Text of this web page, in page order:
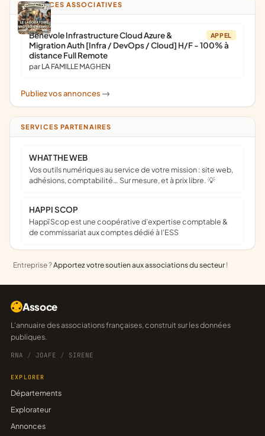
ANNONCES ASSOCIATIVES
APPEL
Bénévole Infrastructure Cloud Azure &
Migration Auth [Infra / DevOps / Cloud] H/F - 100% à
distance Full Remote
par LA FAMILLE MAGHEN
Publiez vos annonces ->
SERVICES PARTENAIRES
WHAT THE WEB
Vos outils numériques au service de votre mission : site web,
adhésions, comptabilité… Sur mesure, et à prix libre. 💡
HAPPI SCOP
Happï Scop est une coopérative d’expertise comptable &
de commissariat aux comptes dédié à l'ESS
Entreprise ?Apportez votre soutien aux associations du secteur !
Assoce
L'annuaire des associations françaises, construit sur les données
publiques.
RNA / JOAFE / SIRENE
EXPLORER
Départements
Explorateur
Annonces